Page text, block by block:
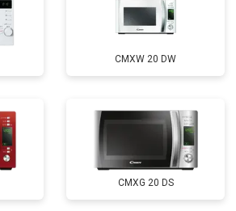
CMXW 20 DW
CMXG 20 DS